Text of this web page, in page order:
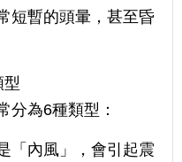
短暫的頭暈，甚至昏
分為6種類型：
「內風」，會引起震